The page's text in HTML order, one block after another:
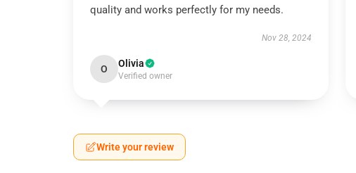
quality and works perfectly for my needs.
Nov 28, 2024
O Olivia
Verified owner
Write your review